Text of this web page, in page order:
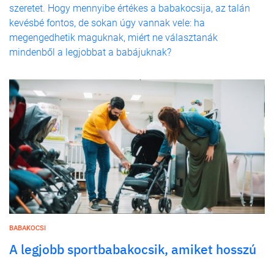
szeretet. Hogy mennyibe értékes a babakocsija, az talán
kevésbé fontos, de sokan úgy vannak vele: ha
megengedhetik maguknak, miért ne választanák
mindenből a legjobbat a babájuknak?
BABAKOCSI
A legjobb sportbabakocsik, amiket hosszú